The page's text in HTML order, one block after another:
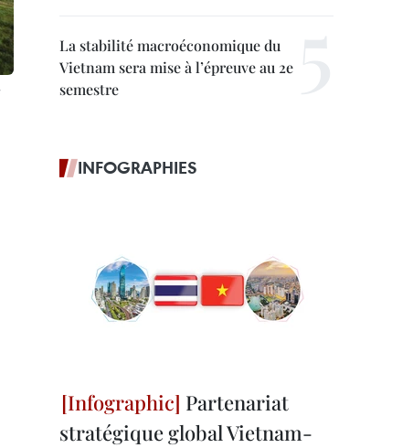
La stabilité macroéconomique du
Vietnam sera mise à l’épreuve au 2e
semestre
INFOGRAPHIES
Partenariat
stratégique global Vietnam-